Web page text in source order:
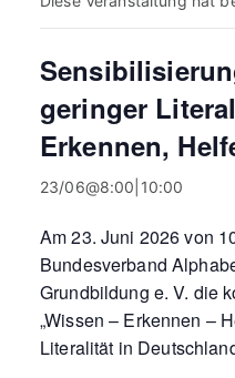
geringer
Erkennen,
23/06@8:00 10:00
Am 23. Juni 2026 von
Bundesverband
Grundbildung e. V. die
„Wissen – Erkennen –
Literalität in